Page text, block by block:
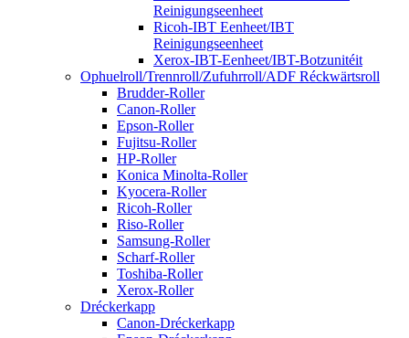
Reinigungseenheet
Ricoh-IBT Eenheet/IBT
Reinigungseenheet
Xerox-IBT-Eenheet/IBT-Botzunitéit
Ophuelroll/Trennroll/Zufuhrroll/ADF Réckwärtsroll
Brudder-Roller
Canon-Roller
Epson-Roller
Fujitsu-Roller
HP-Roller
Konica Minolta-Roller
Kyocera-Roller
Ricoh-Roller
Riso-Roller
Samsung-Roller
Scharf-Roller
Toshiba-Roller
Xerox-Roller
Dréckerkapp
Canon-Dréckerkapp